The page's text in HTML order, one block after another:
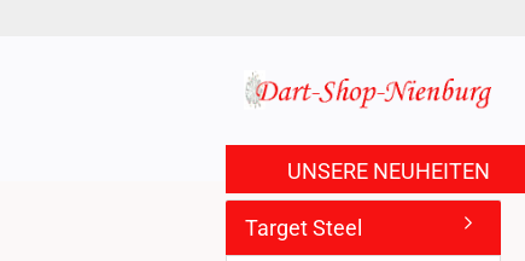
UNSERE NEUHEITEN
Target Steel